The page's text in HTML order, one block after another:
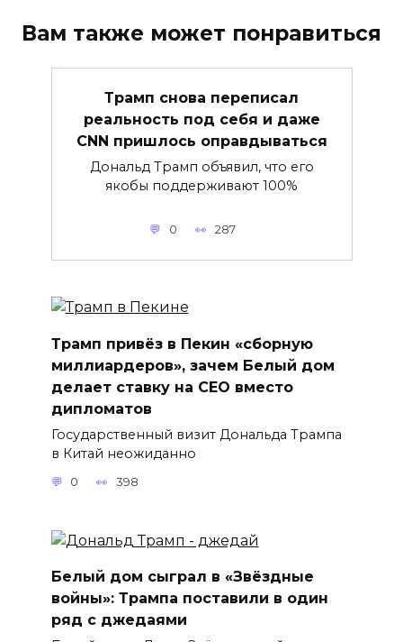
Вам также может понравиться
Трамп снова переписал
реальность под себя и даже
CNN пришлось оправдываться
Дональд Трамп объявил, что его
якобы поддерживают 100%
0 287
Трамп привёз в Пекин «сборную
миллиардеров», зачем Белый дом
делает ставку на CEO вместо
дипломатов
Государственный визит Дональда Трампа
в Китай неожиданно
0 398
Белый дом сыграл в «Звёздные
войны»: Трампа поставили в один
ряд с джедаями